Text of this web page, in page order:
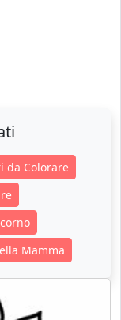
da Colorare
Mamma